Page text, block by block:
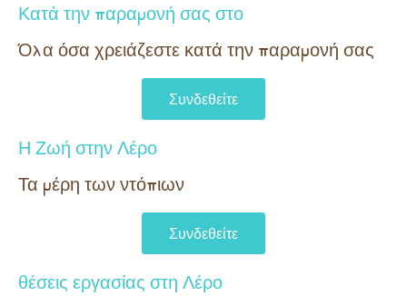
Κατά την παραμονή σας στο
Όλα όσα χρειάζεστε κατά την παραμονή σας​
Συνδεθείτε
Η Ζωή στην Λέρο
Τα μέρη των ντόπιων
Συνδεθείτε
θέσεις εργασίας στη Λέρο